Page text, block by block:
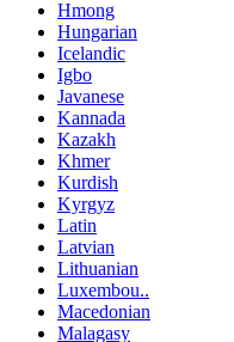
Hmong
Hungarian
Icelandic
Igbo
Javanese
Kannada
Kazakh
Khmer
Kurdish
Kyrgyz
Latin
Latvian
Lithuanian
Luxembou..
Macedonian
Malagasy